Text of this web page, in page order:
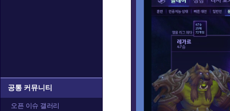
공통 커뮤니티
오픈 이슈 갤러리